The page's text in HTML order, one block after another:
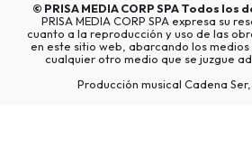
© PRISA MEDIA CORP SPATodos los
PRISA MEDIA CORP SPA expresa su
cuanto a la reproducción y uso de las
en este sitio web, abarcando los
cualquier otro medio que se juzgue
Producción musical Cadena